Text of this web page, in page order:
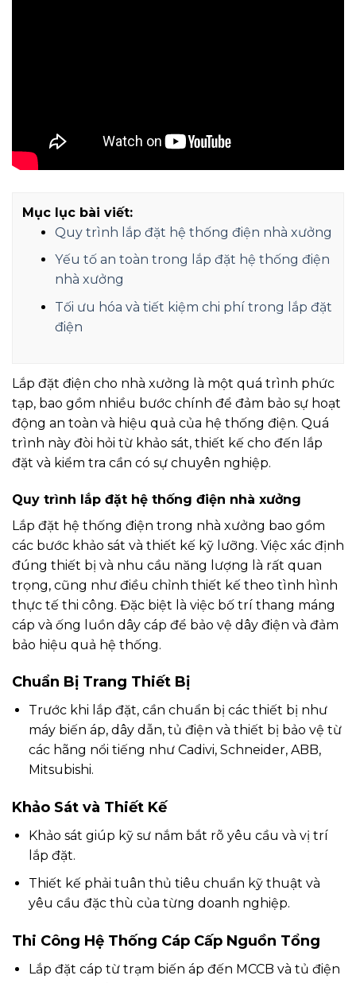
Mục lục bài viết:
Quy trình lắp đặt hệ thống điện nhà xưởng
Yếu tố an toàn trong lắp đặt hệ thống điện
nhà xưởng
Tối ưu hóa và tiết kiệm chi phí trong lắp đặt
điện
Lắp đặt điện cho nhà xưởng là một quá trình phức
tạp, bao gồm nhiều bước chính để đảm bảo sự hoạt
động an toàn và hiệu quả của hệ thống điện. Quá
trình này đòi hỏi từ khảo sát, thiết kế cho đến lắp
đặt và kiểm tra cần có sự chuyên nghiệp.
Quy trình lắp đặt hệ thống điện nhà xưởng
Lắp đặt hệ thống điện trong nhà xưởng bao gồm
các bước khảo sát và thiết kế kỹ lưỡng. Việc xác định
đúng thiết bị và nhu cầu năng lượng là rất quan
trọng, cũng như điều chỉnh thiết kế theo tình hình
thực tế thi công. Đặc biệt là việc bố trí thang máng
cáp và ống luồn dây cáp để bảo vệ dây điện và đảm
bảo hiệu quả hệ thống.
Chuẩn Bị Trang Thiết Bị
Trước khi lắp đặt, cần chuẩn bị các thiết bị như
máy biến áp, dây dẫn, tủ điện và thiết bị bảo vệ từ
các hãng nổi tiếng như Cadivi, Schneider, ABB,
Mitsubishi.
Khảo Sát và Thiết Kế
Khảo sát giúp kỹ sư nắm bắt rõ yêu cầu và vị trí
lắp đặt.
Thiết kế phải tuân thủ tiêu chuẩn kỹ thuật và
yêu cầu đặc thù của từng doanh nghiệp.
Thi Công Hệ Thống Cáp Cấp Nguồn Tổng
Lắp đặt cáp từ trạm biến áp đến MCCB và tủ điện